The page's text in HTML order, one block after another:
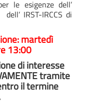
le esigenze dell’
IRST-IRCCS di
martedì
13:00
di interesse
tramite
il termine